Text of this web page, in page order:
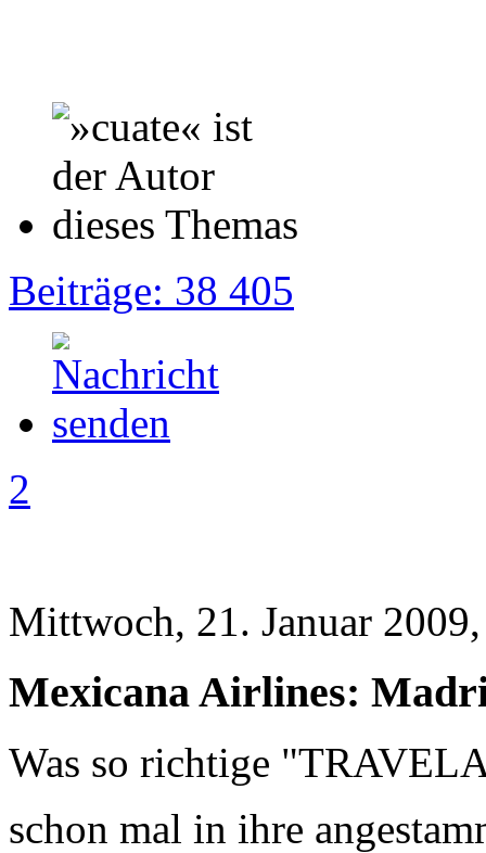
Beiträge: 38 405
2
Mittwoch, 21. Januar
Mexicana Airlines:
Was so richtige
schon mal in ihre